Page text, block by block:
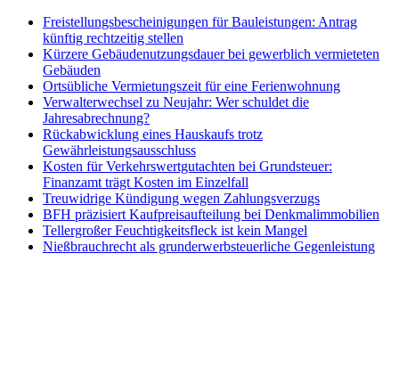
Freistellungsbescheinigungen für Bauleistungen: Antrag
künftig rechtzeitig stellen
Kürzere Gebäudenutzungsdauer bei gewerblich vermieteten
Gebäuden
Ortsübliche Vermietungszeit für eine Ferienwohnung
Verwalterwechsel zu Neujahr: Wer schuldet die
Jahresabrechnung?
Rückabwicklung eines Hauskaufs trotz
Gewährleistungsausschluss
Kosten für Verkehrswertgutachten bei Grundsteuer:
Finanzamt trägt Kosten im Einzelfall
Treuwidrige Kündigung wegen Zahlungsverzugs
BFH präzisiert Kaufpreisaufteilung bei Denkmalimmobilien
Tellergroßer Feuchtigkeitsfleck ist kein Mangel
Nießbrauchrecht als grunderwerbsteuerliche Gegenleistung